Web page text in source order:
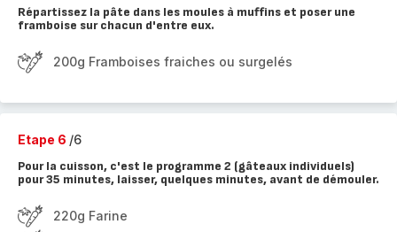
Répartissez la pâte dans les moules à muffins et poser une
framboise sur chacun d'entre eux.
200g Framboises fraiches ou surgelés
Etape 6 /6
Pour la cuisson, c'est le programme 2 (gâteaux individuels)
pour 35 minutes, laisser, quelques minutes, avant de démouler.
220g Farine